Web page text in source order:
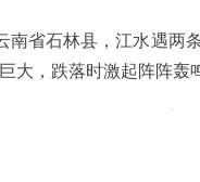
南省石林县，江水遇
大，跌落时激起阵阵轰